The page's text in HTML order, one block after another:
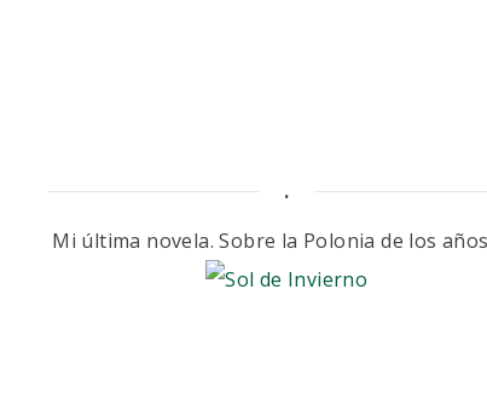
.
Mi última novela. Sobre la Polonia de los